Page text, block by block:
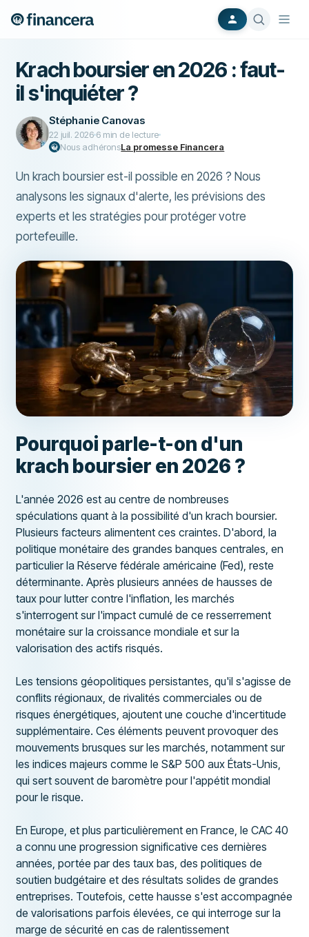
Krach boursier en 2026 : faut-
il s'inquiéter ?
Stéphanie Canovas
22 juil. 2026 6 min de lecture
Nous adhéronsLa promesse Financera
Un krach boursier est-il possible en 2026 ? Nous
analysons les signaux d'alerte, les prévisions des
experts et les stratégies pour protéger votre
portefeuille.
Pourquoi parle-t-on d'un
krach boursier en 2026 ?
L'année 2026 est au centre de nombreuses
spéculations quant à la possibilité d'un krach boursier.
Plusieurs facteurs alimentent ces craintes. D'abord, la
politique monétaire des grandes banques centrales, en
particulier la Réserve fédérale américaine (Fed), reste
déterminante. Après plusieurs années de hausses de
taux pour lutter contre l'inflation, les marchés
s'interrogent sur l'impact cumulé de ce resserrement
monétaire sur la croissance mondiale et sur la
valorisation des actifs risqués.
Les tensions géopolitiques persistantes, qu'il s'agisse de
conflits régionaux, de rivalités commerciales ou de
risques énergétiques, ajoutent une couche d'incertitude
supplémentaire. Ces éléments peuvent provoquer des
mouvements brusques sur les marchés, notamment sur
les indices majeurs comme le S&P 500 aux États-Unis,
qui sert souvent de baromètre pour l'appétit mondial
pour le risque.
En Europe, et plus particulièrement en France, le CAC 40
a connu une progression significative ces dernières
années, portée par des taux bas, des politiques de
soutien budgétaire et des résultats solides de grandes
entreprises. Toutefois, cette hausse s'est accompagnée
de valorisations parfois élevées, ce qui interroge sur la
marge de sécurité en cas de ralentissement